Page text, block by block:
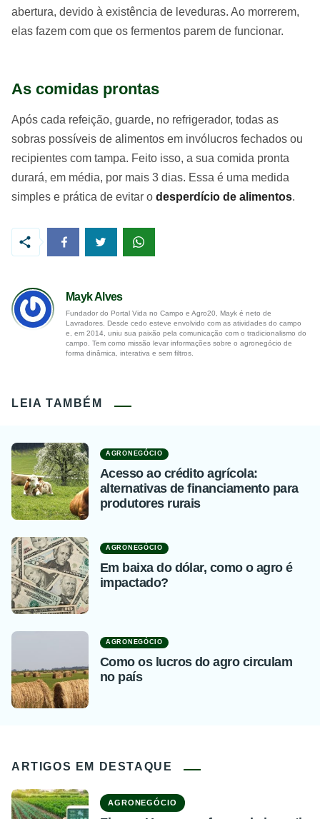
abertura, devido à existência de leveduras. Ao morrerem,
elas fazem com que os fermentos parem de funcionar.
As comidas prontas
Após cada refeição, guarde, no refrigerador, todas as
sobras possíveis de alimentos em invólucros fechados ou
recipientes com tampa. Feito isso, a sua comida pronta
durará, em média, por mais 3 dias. Essa é uma medida
simples e prática de evitar o desperdício de alimentos.
Mayk Alves
Fundador do Portal Vida no Campo e Agro20, Mayk é neto de
Lavradores. Desde cedo esteve envolvido com as atividades do campo
e, em 2014, uniu sua paixão pela comunicação com o tradicionalismo do
campo. Tem como missão levar informações sobre o agronegócio de
forma dinâmica, interativa e sem filtros.
LEIA TAMBÉM
AGRONEGÓCIO
Acesso ao crédito agrícola:
alternativas de financiamento para
produtores rurais
AGRONEGÓCIO
Em baixa do dólar, como o agro é
impactado?
AGRONEGÓCIO
Como os lucros do agro circulam
no país
ARTIGOS EM DESTAQUE
AGRONEGÓCIO